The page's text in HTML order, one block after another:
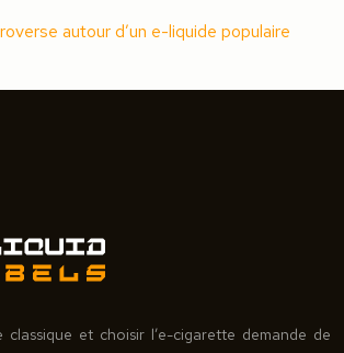
autour d’un e-liquide populaire
et choisir l’e-cigarette demande de